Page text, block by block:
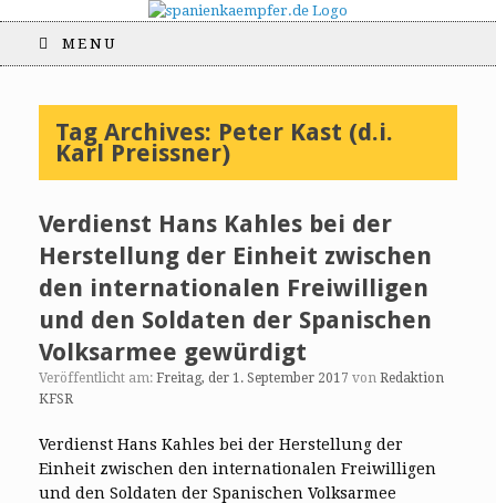
MENU
Tag Archives: Peter Kast (d.i.
Karl Preissner)
Verdienst Hans Kahles bei der
Herstellung der Einheit zwischen
den internationalen Freiwilligen
und den Soldaten der Spanischen
Volksarmee gewürdigt
Veröffentlicht am: Freitag, der 1. September 2017 von Redaktion
KFSR
Verdienst Hans Kahles bei der Herstellung der
Einheit zwischen den internationalen Freiwilligen
und den Soldaten der Spanischen Volksarmee